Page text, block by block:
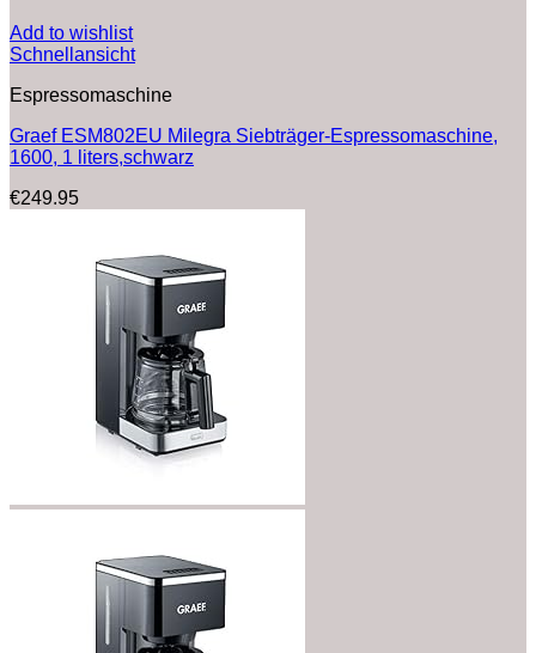
Add to wishlist
Schnellansicht
Espressomaschine
Graef ESM802EU Milegra Siebträger-Espressomaschine,
1600, 1 liters,schwarz
€249.95